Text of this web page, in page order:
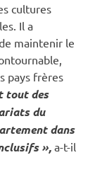
cultures
Il a
maintenir le
pays frères
tout des
du
dans
», a-t-il